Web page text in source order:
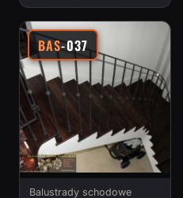
BAS-037
Balustrady schodowe